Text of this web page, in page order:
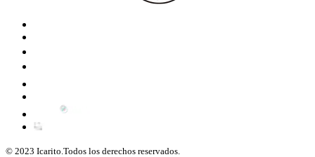
© 2023 Icarito.Todos los derechos reservados.